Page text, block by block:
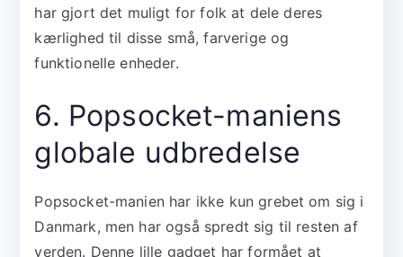
har gjort det muligt for folk at dele deres
kærlighed til disse små, farverige og
funktionelle enheder.
6. Popsocket-maniens
globale udbredelse
Popsocket-manien har ikke kun grebet om sig i
Danmark, men har også spredt sig til resten af
verden. Denne lille gadget har formået at